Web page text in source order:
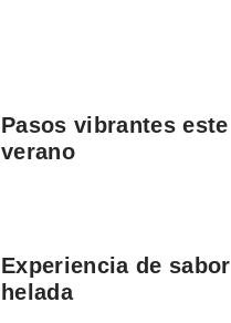
Pasos vibrantes este
verano
Experiencia de sabor
helada